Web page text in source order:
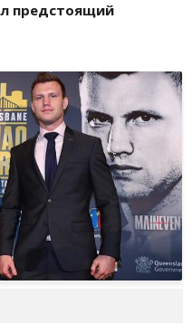
предстоящий